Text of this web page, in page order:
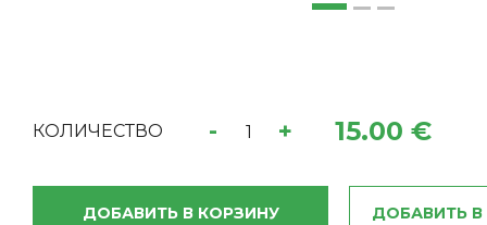
КОЛИЧЕСТВО - + 15.00 €
ДОБАВИТЬ В КОРЗИНУ ДОБАВИТЬ